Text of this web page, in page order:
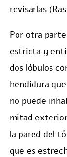
revisarlas
Por otra
estricta y
dos lóbulos
hendidura
no puede
mitad
la pared del
que es